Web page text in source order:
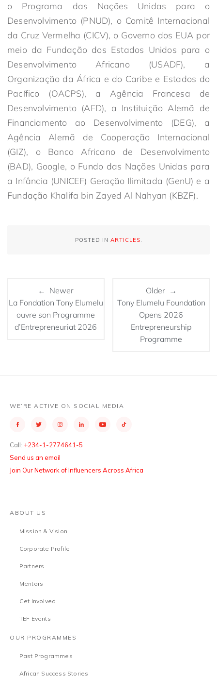
o Programa das Nações Unidas para o
Desenvolvimento (PNUD), o Comitê Internacional
da Cruz Vermelha (CICV), o Governo dos EUA por
meio da Fundação dos Estados Unidos para o
Desenvolvimento Africano (USADF), a
Organização da África e do Caribe e Estados do
Pacífico (OACPS), a Agência Francesa de
Desenvolvimento (AFD), a Instituição Alemã de
Financiamento ao Desenvolvimento (DEG), a
Agência Alemã de Cooperação Internacional
(GIZ), o Banco Africano de Desenvolvimento
(BAD), Google, o Fundo das Nações Unidas para
a Infância (UNICEF) Geração Ilimitada (GenU) e a
Fundação Khalifa bin Zayed Al Nahyan (KBZF).
POSTED IN ARTICLES.
← Newer
La Fondation Tony Elumelu
ouvre son Programme
d’Entrepreneuriat 2026
Older →
Tony Elumelu Foundation
Opens 2026
Entrepreneurship
Programme
WE’RE ACTIVE ON SOCIAL MEDIA
Call: +234-1-2774641-5
Send us an email
Join Our Network of Influencers Across Africa
ABOUT US
Mission & Vision
Corporate Profile
Partners
Mentors
Get Involved
TEF Events
OUR PROGRAMMES
Past Programmes
African Success Stories